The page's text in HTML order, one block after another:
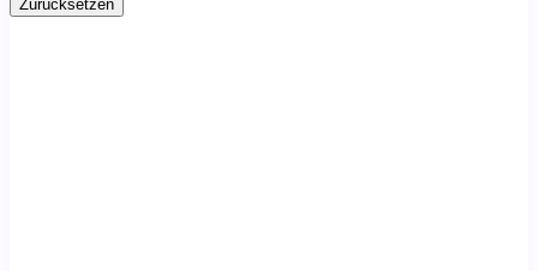
Zurücksetzen